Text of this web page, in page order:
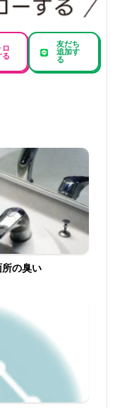
ロ
る
友だち
追加す
る
の臭い